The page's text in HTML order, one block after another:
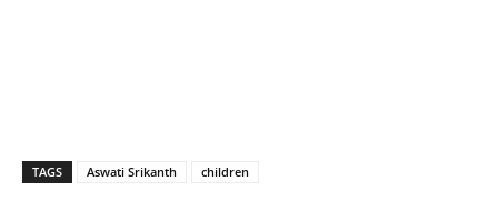
TAGS Aswati Srikanth children